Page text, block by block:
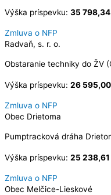
Výška príspevku: 35
Zmluva o NFP
Radvaň, s. r. o.
Obstaranie techniky do ŽV
Výška príspevku: 26
Zmluva o NFP
Obec Drietoma
Pumptracková dráha
Výška príspevku: 25 238,61
Zmluva o NFP
Obec Melčice-Lieskové